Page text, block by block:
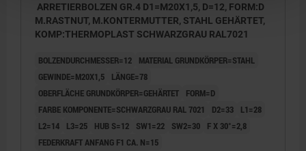
ARRETIERBOLZEN GR.4 D1=M20X1,5, D=12, FORM:D
M.RASTNUT, M.KONTERMUTTER, STAHL GEHÄRTET,
KOMP:THERMOPLAST SCHWARZGRAU RAL7021
BOLZENDURCHMESSER=12
MATERIAL GRUNDKÖRPER=STAHL
GEWINDE=M20X1,5
LÄNGE=78
OBERFLÄCHE GRUNDKÖRPER=GEHÄRTET
FORM=D
FARBE KOMPONENTE=SCHWARZGRAU RAL 7021
D2=33
L1=28
L2=14
L3=25 HUB S=12 SW1=22 SW2=30
F X 30°=2,8
FEDERKRAFT ANFANG F1 CA. N=15